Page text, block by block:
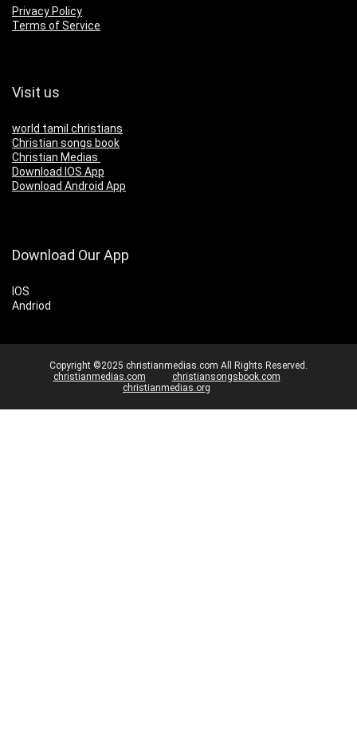
Privacy Policy
Terms of Service
Visit us
world tamil christians
Christian songs book
Christian Medias
Download IOS App
Download Android App
Download Our App
IOS
Andriod
Copyright ©2025 christianmedias.com All Rights Reserved.
christianmedias.com
christiansongsbook.com
christianmedias.org